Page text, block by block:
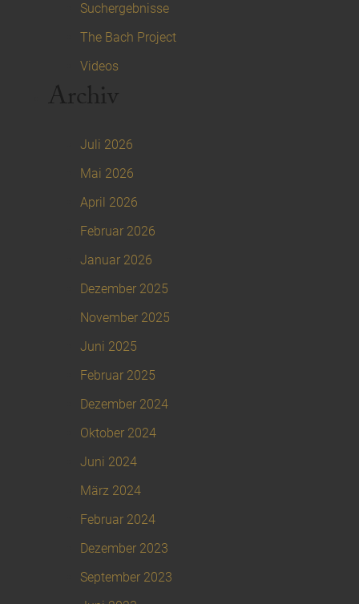
Suchergebnisse
The Bach Project
Videos
Archiv
Juli 2026
Mai 2026
April 2026
Februar 2026
Januar 2026
Dezember 2025
November 2025
Juni 2025
Februar 2025
Dezember 2024
Oktober 2024
Juni 2024
März 2024
Februar 2024
Dezember 2023
September 2023